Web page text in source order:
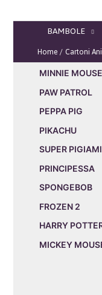
BAMBOLE
Home Cartoni
MINNIE MOUSE
PAW PATROL
PEPPA PIG
PIKACHU
SUPER
PRINCIPESSA
SPONGEBOB
FROZEN 2
HARRY
MICKEY